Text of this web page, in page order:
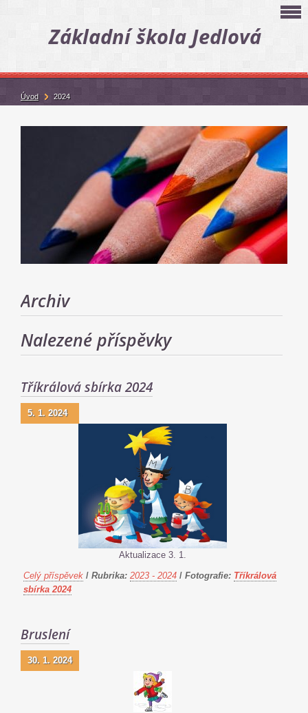
Základní škola Jedlová
Archiv
Nalezené příspěvky
Tříkrálová sbírka 2024
5. 1. 2024
Aktualizace 3. 1.
Celý příspěvek / Rubrika: 2023 - 2024 / Fotografie: Tříkrálová
sbírka 2024
Bruslení
30. 1. 2024
Úvod 2024